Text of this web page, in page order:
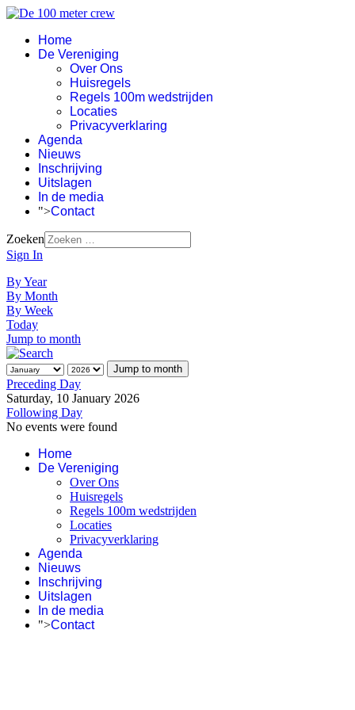
Home
De Vereniging
Over Ons
Huisregels
Regels 100m wedstrijden
Locaties
Privacyverklaring
Agenda
Nieuws
Inschrijving
Uitslagen
In de media
">Contact
Zoeken
Sign In
By Year
By Month
By Week
Today
Jump to month
Jump to month
Preceding Day
Saturday, 10 January 2026
Following Day
No events were found
Home
De Vereniging
Over Ons
Huisregels
Regels 100m wedstrijden
Locaties
Privacyverklaring
Agenda
Nieuws
Inschrijving
Uitslagen
In de media
">Contact